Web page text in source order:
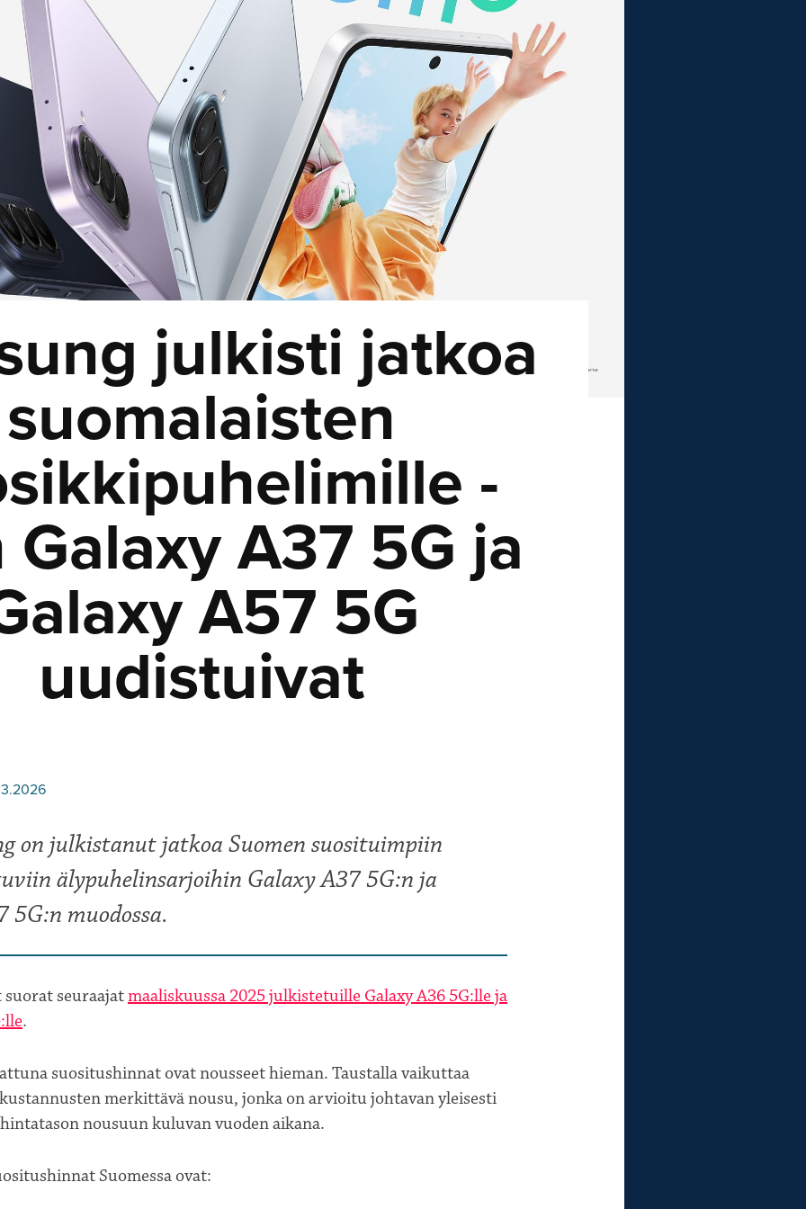
julkisti jatkoa
suomalaisten
-
Galaxy A37 5G ja
A57 5G
uudistuivat
on julkistanut jatkoa Suomen suosituimpiin
älypuhelinsarjoihin Galaxy A37 5G:n ja
5G:n muodossa.
seuraajatmaaliskuussa 2025 julkistetuille Galaxy A36 5G:lle ja
.
suositushinnat ovat nousseet hieman. Taustalla vaikuttaa
merkittävä nousu, jonka on arvioitu johtavan yleisesti
nousuun kuluvan vuoden aikana.
Suomessa ovat: